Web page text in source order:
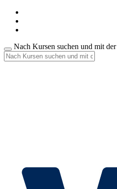
Nach Kursen suchen und mit